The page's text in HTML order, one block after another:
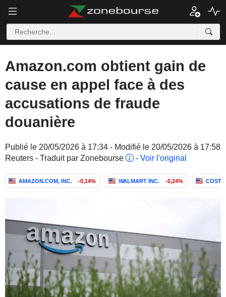
Amazon.com obtient gain de
cause en appel face à des
accusations de fraude
douanière
Publié le 20/05/2026 à 17:34 - Modifié le 20/05/2026 à 17:58
Reuters - Traduit par Zonebourse
- Voir l'original
AMAZON.COM, INC. -0,14% WALMART INC. -0,24%